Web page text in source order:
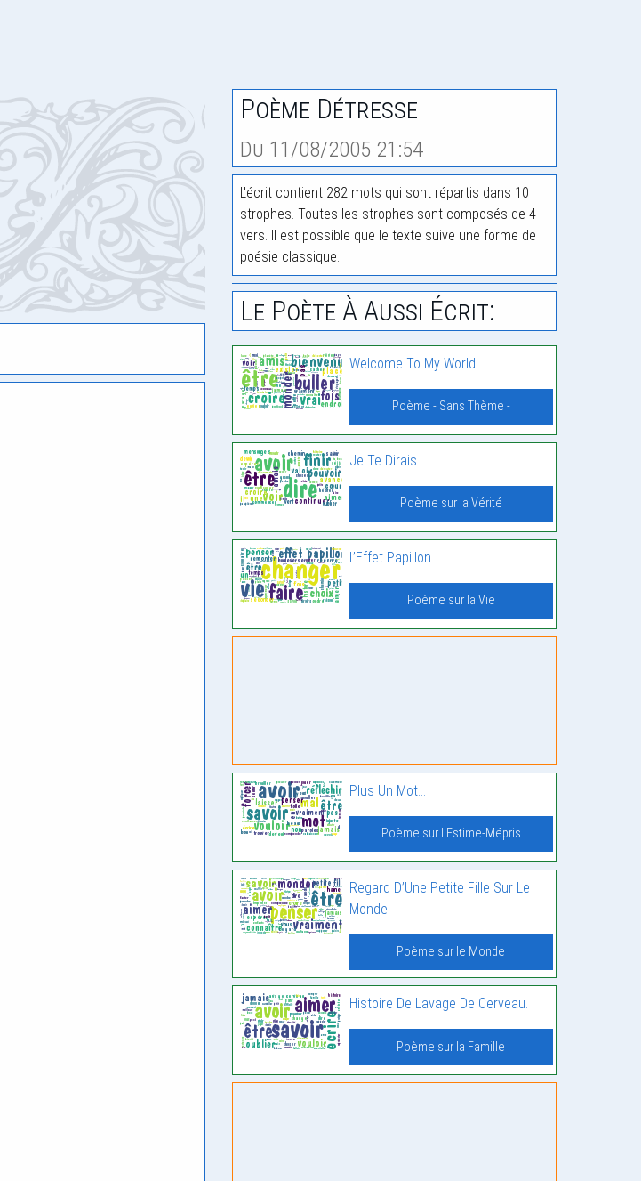
Poème Détresse
Du 11/08/2005 21:54
L'écrit contient 282 mots qui sont répartis dans 10
strophes. Toutes les strophes sont composés de 4
vers. Il est possible que le texte suive une forme de
poésie classique.
Le Poète À Aussi Écrit:
Welcome To My World…
Poème - Sans Thème -
Je Te Dirais…
Poème sur la Vérité
L’Effet Papillon.
Poème sur la Vie
Plus Un Mot…
Poème sur l'Estime-Mépris
Regard D’Une Petite Fille Sur Le
Monde.
Poème sur le Monde
Histoire De Lavage De Cerveau.
Poème sur la Famille